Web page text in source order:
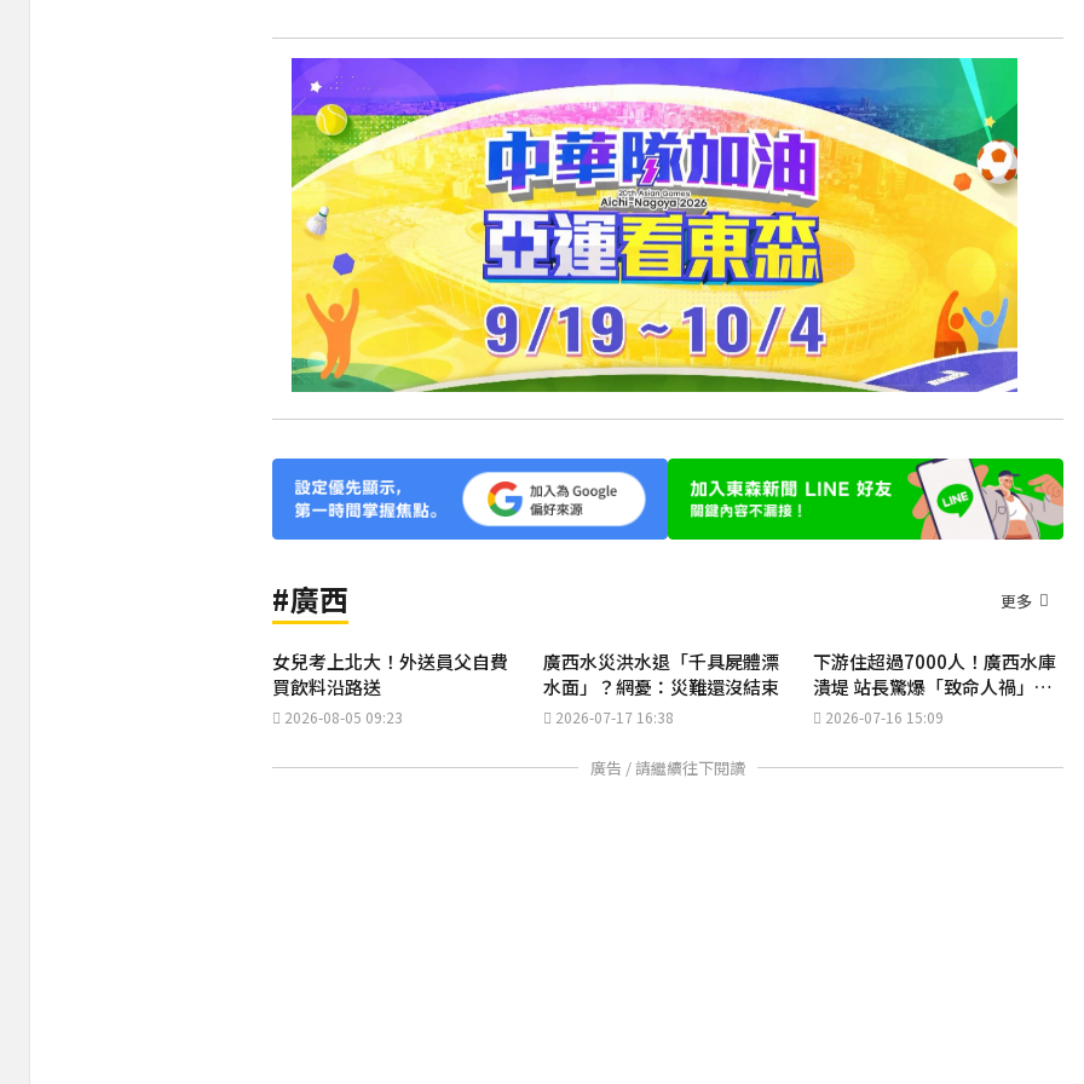
#廣西 更多
女兒考上北大！外送員父自費
買飲料沿路送
2026-08-05 09:23
廣西水災洪水退「千具屍體漂
水面」？網憂：災難還沒結束
2026-07-17 16:38
下游住超過7000人！廣西水庫
潰堤 站長驚爆「致命人禍」遭
刪文
2026-07-16 15:09
廣告 / 請繼續往下閱讀